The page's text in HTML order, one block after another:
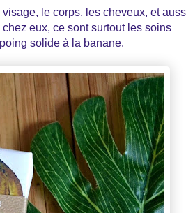
le corps, les cheveux, et
eux, ce sont surtout les soins
solide à la banane.